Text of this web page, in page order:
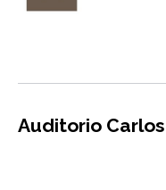
Auditorio